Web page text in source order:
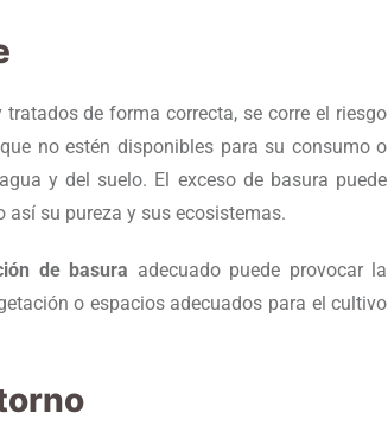
de forma correcta, se corre el riesgo
no estén disponibles para su consumo o
y del suelo. El exceso de basura puede
su pureza y sus ecosistemas.
de basura adecuado puede provocar la
o espacios adecuados para el cultivo